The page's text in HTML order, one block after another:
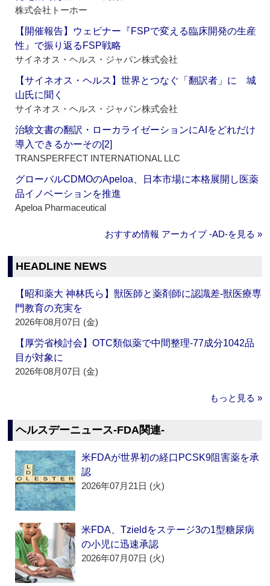
株式会社トーホー
【開催報告】ウェビナー『FSPで変える臨床開発の生産
性』で振り返るFSP戦略
サイネオス・ヘルス・ジャパン株式会社
【サイネオス・ヘルス】世界とつなぐ「翻訳者」に 城
山氏に聞く
サイネオス・ヘルス・ジャパン株式会社
治験文書の翻訳・ローカライゼーションにAIをどれだけ
導入できるかーその[2]
TRANSPERFECT INTERNATIONAL LLC
グローバルCDMOのApeloa、日本市場に本格展開し医薬
品イノベーションを推進
Apeloa Pharmaceutical
おすすめ情報 アーカイブ ‐AD‐を見る »
HEADLINE NEWS
【昭和薬大 神林氏ら】獣医師と薬剤師に認識差‐獣医療専
門教育の充実を
2026年08月07日 (金)
【厚労省検討会】OTC類似薬で中間整理‐77成分1042品
目が対象に
2026年08月07日 (金)
もっと見る »
ヘルスデーニュース‐FDA関連‐
米FDAが世界初の経口PCSK9阻害薬を承
認
2026年07月21日 (火)
米FDA、Tzieldをステージ3の1型糖尿病
の小児に迅速承認
2026年07月07日 (火)